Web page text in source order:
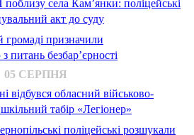
села Кам’янки: поліцейські
акт до суду
громаді призначили
питань безбар’єрності
05 СЕРПНЯ
відбувся обласний військово-
табір «Легіонер»
поліцейські розшукали